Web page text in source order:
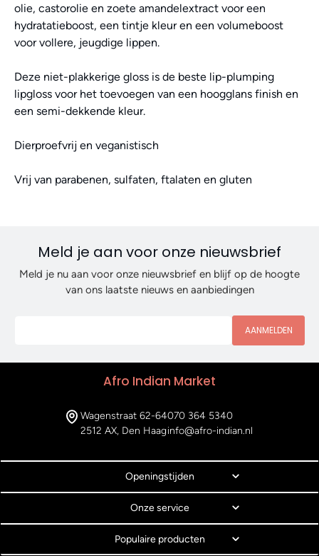
olie, castorolie en zoete amandelextract voor een
hydratatieboost, een tintje kleur en een volumeboost
voor vollere, jeugdige lippen.
Deze niet-plakkerige gloss is de beste lip-plumping
lipgloss voor het toevoegen van een hoogglans finish en
een semi-dekkende kleur.
Dierproefvrij en veganistisch
Vrij van parabenen, sulfaten, ftalaten en gluten
Meld je aan voor onze nieuwsbrief
Meld je nu aan voor onze nieuwsbrief en blijf op de hoogte
van ons laatste nieuws en aanbiedingen
AANMELDEN
Afro Indian Market
Wagenstraat 62-64
2512 AX, Den Haag
070 364 5340
info@afro-indian.nl
Openingstijden
Onze service
Populaire producten